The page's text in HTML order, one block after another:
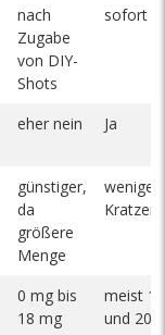
nach
Zugabe
von DIY-
Shots
sofort
eher nein Ja
günstiger,
da
größere
Menge
weniger
Kratzen
0 mg bis
18 mg
meist
und 20